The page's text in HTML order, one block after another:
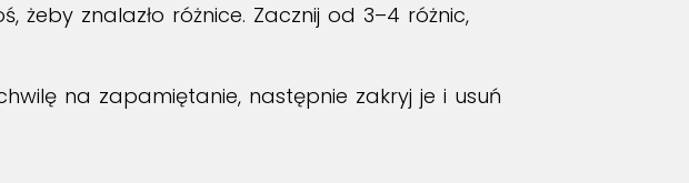
znalazło różnice. Zacznij od 3–4 różnic,
na zapamiętanie, następnie zakryj je i usuń